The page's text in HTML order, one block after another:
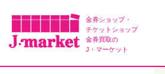
金券ショップ・
チケットショップ
金券買取の
J・マーケット